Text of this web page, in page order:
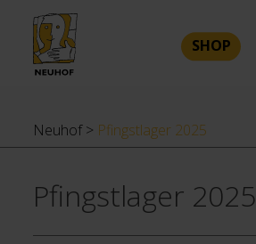
SHOP
Neuhof > Pfingstlager 2025
Pfingstlager 2025